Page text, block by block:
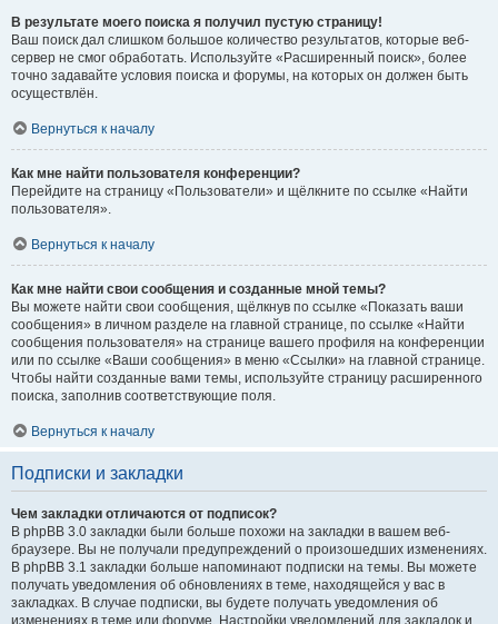
В результате моего поиска я получил пустую страницу!
Ваш поиск дал слишком большое количество результатов, которые веб-
сервер не смог обработать. Используйте «Расширенный поиск», более
точно задавайте условия поиска и форумы, на которых он должен быть
осуществлён.
Вернуться к началу
Как мне найти пользователя конференции?
Перейдите на страницу «Пользователи» и щёлкните по ссылке «Найти
пользователя».
Вернуться к началу
Как мне найти свои сообщения и созданные мной темы?
Вы можете найти свои сообщения, щёлкнув по ссылке «Показать ваши
сообщения» в личном разделе на главной странице, по ссылке «Найти
сообщения пользователя» на странице вашего профиля на конференции
или по ссылке «Ваши сообщения» в меню «Ссылки» на главной странице.
Чтобы найти созданные вами темы, используйте страницу расширенного
поиска, заполнив соответствующие поля.
Вернуться к началу
Подписки и закладки
Чем закладки отличаются от подписок?
В phpBB 3.0 закладки были больше похожи на закладки в вашем веб-
браузере. Вы не получали предупреждений о произошедших изменениях.
В phpBB 3.1 закладки больше напоминают подписки на темы. Вы можете
получать уведомления об обновлениях в теме, находящейся у вас в
закладках. В случае подписки, вы будете получать уведомления об
изменениях в теме или форуме. Настройки уведомлений для закладок и